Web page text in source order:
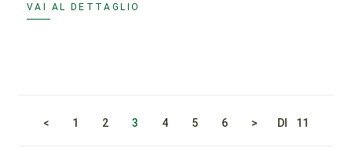
VAI AL DETTAGLIO
< 1 2 3 4 5 6 > DI 11